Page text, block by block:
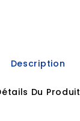
Description
Du Produit